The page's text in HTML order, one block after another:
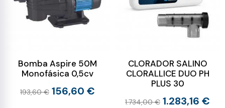
Bomba Aspire 50M
Monofásica 0,5cv
193,60 € 156,60 €
CLORADOR SALINO
CLORALLICE DUO PH
PLUS 30
1.734,00 € 1.283,16 €